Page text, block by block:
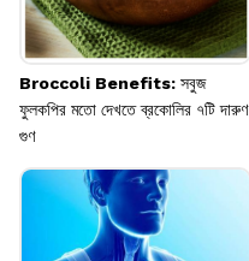
Broccoli Benefits: সবুজ
ফুলকপির মতো দেখতে ব্রকোলির ৭টি দারুণ
গুণ